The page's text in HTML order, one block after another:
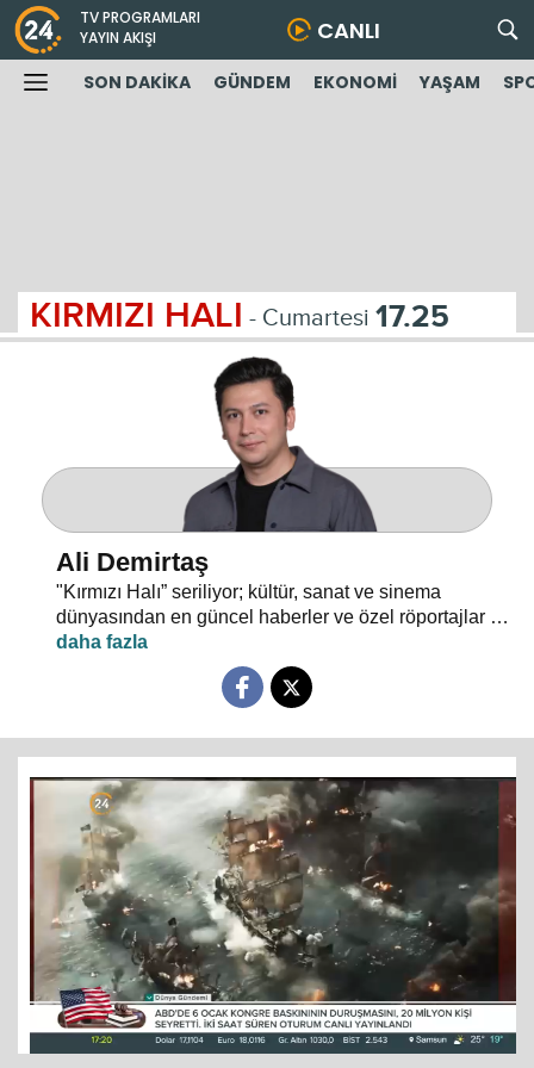
TV PROGRAMLARI
YAYIN AKIŞI
CANLI
SON DAKİKA GÜNDEM EKONOMİ YAŞAM
KIRMIZI HALI - Cumartesi 17.25
Ali Demirtaş
"Kırmızı Halı” seriliyor; kültür, sanat ve sinema
dünyasından en güncel haberler ve özel röportajlar 24
TV ekranından evlerinize konuk oluyor.